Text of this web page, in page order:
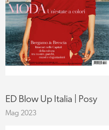
ED Blow Up Italia | Posy
Mag 2023